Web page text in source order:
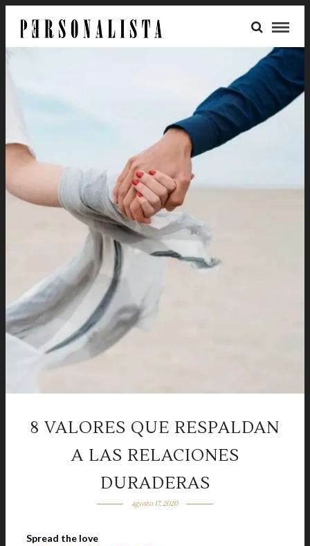
8 VALORES QUE RESPALDAN
A LAS RELACIONES
DURADERAS
agosto 17, 2020
Spread the love